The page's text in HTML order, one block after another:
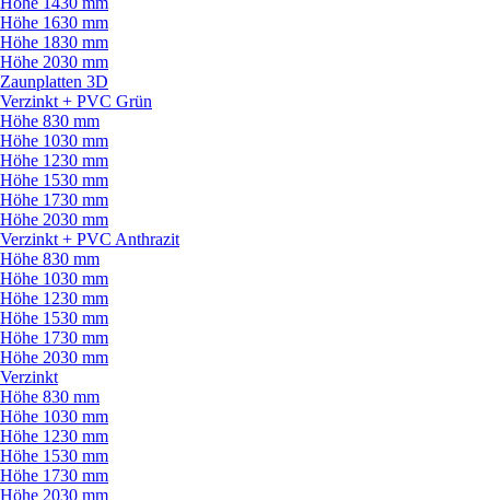
Höhe 1630 mm
Höhe 1830 mm
Höhe 2030 mm
Zaunplatten 3D
Verzinkt + PVC Grün
Höhe 830 mm
Höhe 1030 mm
Höhe 1230 mm
Höhe 1530 mm
Höhe 1730 mm
Höhe 2030 mm
Verzinkt + PVC Anthrazit
Höhe 830 mm
Höhe 1030 mm
Höhe 1230 mm
Höhe 1530 mm
Höhe 1730 mm
Höhe 2030 mm
Verzinkt
Höhe 830 mm
Höhe 1030 mm
Höhe 1230 mm
Höhe 1530 mm
Höhe 1730 mm
Höhe 2030 mm